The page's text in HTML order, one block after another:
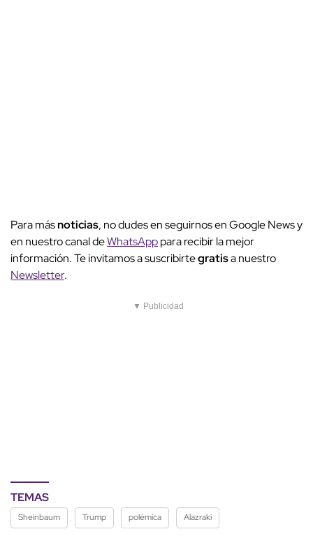
Para másnoticias, no dudes en seguirnos en Google News y
en nuestro canal deWhatsApppara recibir la mejor
información. Te invitamos a suscribirtegratisa nuestro
Newsletter.
▼ Publicidad
TEMAS
Sheinbaum Trump polémica Alazraki